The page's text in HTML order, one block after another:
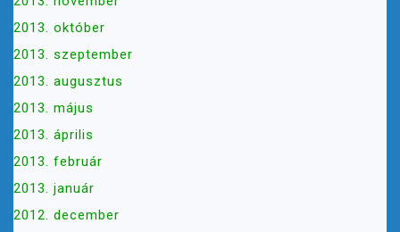
2013. október
2013. szeptember
2013. augusztus
2013. május
2013. április
2013. február
2013. január
2012. december